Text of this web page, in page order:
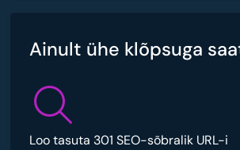
Ainult ühe klõpsuga
Loo tasuta 301 SEO-sõbralik URL-i